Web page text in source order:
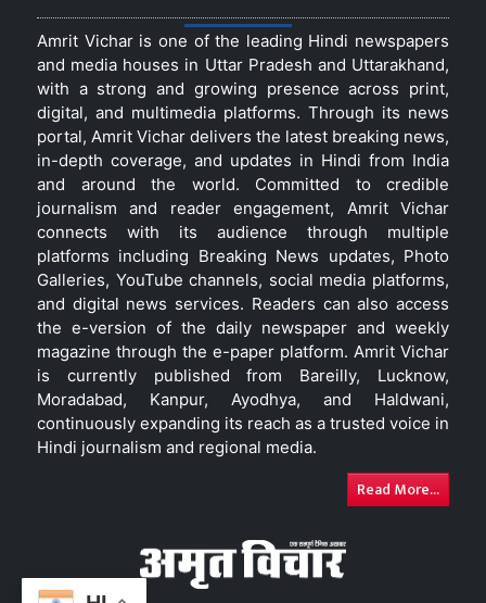
Amrit Vichar is one of the leading Hindi newspapers
and media houses in Uttar Pradesh and Uttarakhand,
with a strong and growing presence across print,
digital, and multimedia platforms. Through its news
portal, Amrit Vichar delivers the latest breaking news,
in-depth coverage, and updates in Hindi from India
and around the world. Committed to credible
journalism and reader engagement, Amrit Vichar
connects with its audience through multiple
platforms including Breaking News updates, Photo
Galleries, YouTube channels, social media platforms,
and digital news services. Readers can also access
the e-version of the daily newspaper and weekly
magazine through the e-paper platform. Amrit Vichar
is currently published from Bareilly, Lucknow,
Moradabad, Kanpur, Ayodhya, and Haldwani,
continuously expanding its reach as a trusted voice in
Hindi journalism and regional media.
Read More...